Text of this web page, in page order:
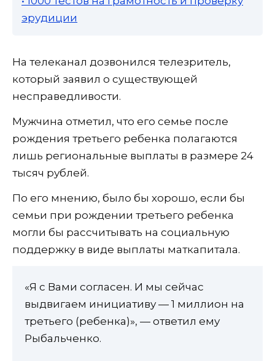
эрудиции
На телеканал дозвонился телезритель,
который заявил о существующей
несправедливости.
Мужчина отметил, что его семье после
рождения третьего ребенка полагаются
лишь региональные выплаты в размере 24
тысяч рублей.
По его мнению, было бы хорошо, если бы
семьи при рождении третьего ребенка
могли бы рассчитывать на социальную
поддержку в виде выплаты маткапитала.
«Я с Вами согласен. И мы сейчас
выдвигаем инициативу — 1 миллион на
третьего (ребенка)», — ответил ему
Рыбальченко.